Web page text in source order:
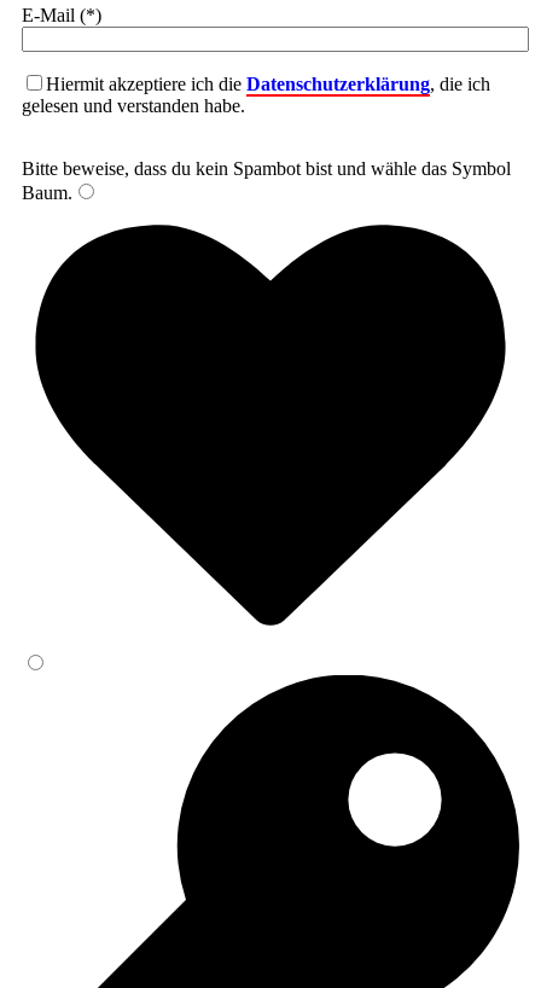
E-Mail (*)
Hiermit akzeptiere ich die Datenschutzerklärung, die ich
gelesen und verstanden habe.
Bitte beweise, dass du kein Spambot bist und wähle das Symbol
Baum.